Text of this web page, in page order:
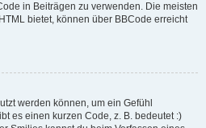
in Beiträgen zu verwenden. Die meisten
bietet, können über BBCode erreicht
werden können, um ein Gefühl
es einen kurzen Code, z. B. bedeutet :)